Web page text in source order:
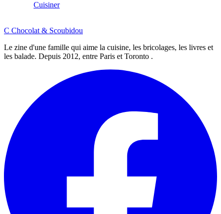
Cuisiner
C Chocolat & Scoubidou
Le zine d'une famille qui aime la cuisine, les bricolages, les livres et
les balade. Depuis 2012, entre Paris et Toronto .